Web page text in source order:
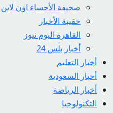
صحيفة الأحساء اون لاين
حقيبة الأخبار
القاهرة اليوم نيوز
أخبار بلس 24
أخبار التعليم
أخبار السعودية
أخبار الرياضة
التكنولوجيا